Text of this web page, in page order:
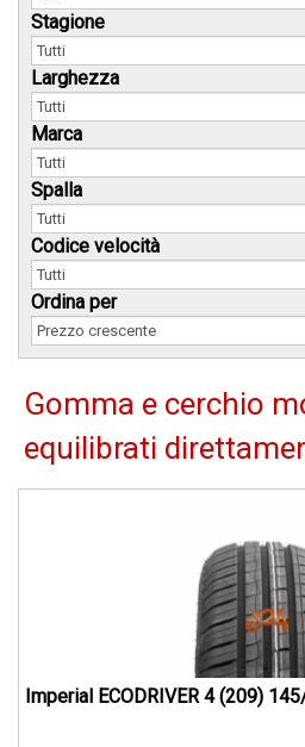
Stagione
Larghezza
Marca
Spalla
Codice velocità
Ordina per
Gomma e cerchio
equilibrati
Imperial ECODRIVER 4 (209)